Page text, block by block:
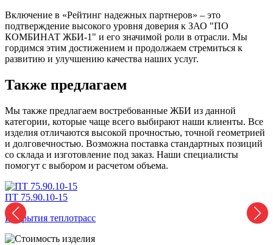
Включение в «Рейтинг надежных партнеров» – это
подтверждение высокого уровня доверия к ЗАО "ПО
КОМБИНАТ ЖБИ-1" и его значимой роли в отрасли. Мы
гордимся этим достижением и продолжаем стремиться к
развитию и улучшению качества наших услуг.
Также предлагаем
Мы также предлагаем востребованные ЖБИ из данной
категории, которые чаще всего выбирают наши клиенты. Все
изделия отличаются высокой прочностью, точной геометрией
и долговечностью. Возможна поставка стандартных позиций
со склада и изготовление под заказ. Наши специалисты
помогут с выбором и расчетом объема.
ПТ 75.90.10-15
Покрытия теплотрасс